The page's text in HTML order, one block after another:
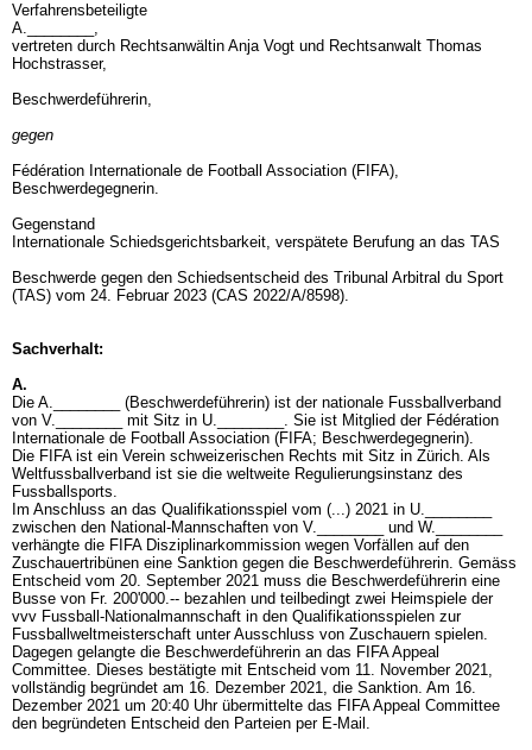
Verfahrensbeteiligte
A.________,
vertreten durch Rechtsanwältin Anja Vogt und Rechtsanwalt Thomas
Hochstrasser,
Beschwerdeführerin,
gegen
Fédération Internationale de Football Association (FIFA),
Beschwerdegegnerin.
Gegenstand
Internationale Schiedsgerichtsbarkeit, verspätete Berufung an das TAS
Beschwerde gegen den Schiedsentscheid des Tribunal Arbitral du Sport
(TAS) vom 24. Februar 2023 (CAS 2022/A/8598).
Sachverhalt:
A.
Die A.________ (Beschwerdeführerin) ist der nationale Fussballverband
von V.________ mit Sitz in U.________. Sie ist Mitglied der Fédération
Internationale de Football Association (FIFA; Beschwerdegegnerin).
Die FIFA ist ein Verein schweizerischen Rechts mit Sitz in Zürich. Als
Weltfussballverband ist sie die weltweite Regulierungsinstanz des
Fussballsports.
Im Anschluss an das Qualifikationsspiel vom (...) 2021 in U.________
zwischen den National-Mannschaften von V.________ und W.________
verhängte die FIFA Disziplinarkommission wegen Vorfällen auf den
Zuschauertribünen eine Sanktion gegen die Beschwerdeführerin. Gemäss
Entscheid vom 20. September 2021 muss die Beschwerdeführerin eine
Busse von Fr. 200'000.-- bezahlen und teilbedingt zwei Heimspiele der
vvv Fussball-Nationalmannschaft in den Qualifikationsspielen zur
Fussballweltmeisterschaft unter Ausschluss von Zuschauern spielen.
Dagegen gelangte die Beschwerdeführerin an das FIFA Appeal
Committee. Dieses bestätigte mit Entscheid vom 11. November 2021,
vollständig begründet am 16. Dezember 2021, die Sanktion. Am 16.
Dezember 2021 um 20:40 Uhr übermittelte das FIFA Appeal Committee
den begründeten Entscheid den Parteien per E-Mail.